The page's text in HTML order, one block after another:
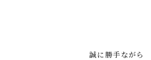
誠に勝手ながら